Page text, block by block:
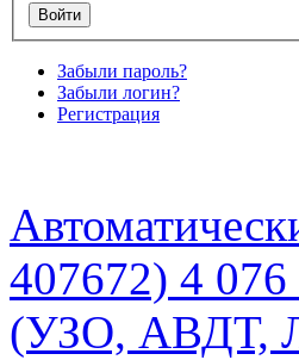
Забыли пароль?
Забыли логин?
Регистрация
407672) 4
(УЗО, АВДТ,